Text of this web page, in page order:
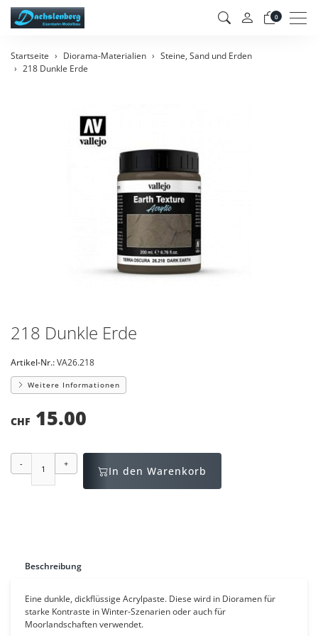
0
Startseite Diorama-Materialien
Steine, Sand und Erden
218 Dunkle Erde
218 Dunkle Erde
Artikel-Nr.:VA26.218
Weitere Informationen
CHF 15.00
- +
In den Warenkorb
Beschreibung
Eine dunkle, dickflüssige Acrylpaste. Diese wird in Dioramen für
starke Kontraste in Winter-Szenarien oder auchfür
Moorlandschaften verwendet.